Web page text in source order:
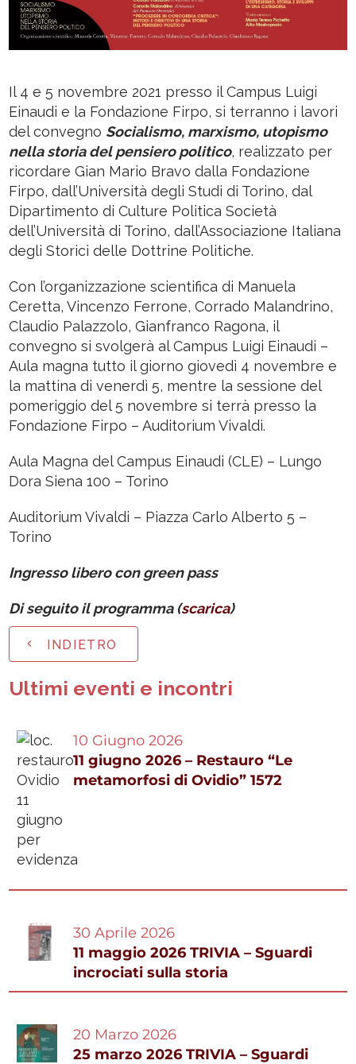
Il 4 e 5 novembre 2021 presso il Campus Luigi
Einaudi e la Fondazione Firpo, si terranno i lavori
del convegno Socialismo, marxismo, utopismo
nella storia del pensiero politico, realizzato per
ricordare Gian Mario Bravo dalla Fondazione
Firpo, dall’Università degli Studi di Torino, dal
Dipartimento di Culture Politica Società
dell’Università di Torino, dall’Associazione Italiana
degli Storici delle Dottrine Politiche.
Con l’organizzazione scientifica di Manuela
Ceretta, Vincenzo Ferrone, Corrado Malandrino,
Claudio Palazzolo, Gianfranco Ragona, il
convegno si svolgerà al Campus Luigi Einaudi –
Aula magna tutto il giorno giovedì 4 novembre e
la mattina di venerdì 5, mentre la sessione del
pomeriggio del 5 novembre si terrà presso la
Fondazione Firpo – Auditorium Vivaldi.
Aula Magna del Campus Einaudi (CLE) – Lungo
Dora Siena 100 – Torino
Auditorium Vivaldi – Piazza Carlo Alberto 5 –
Torino
Ingresso libero con green pass
Di seguito il programma (scarica)
INDIETRO
Ultimi eventi e incontri
10 Giugno 2026
11 giugno 2026 – Restauro “Le
metamorfosi di Ovidio” 1572
30 Aprile 2026
11 maggio 2026 TRIVIA – Sguardi
incrociati sulla storia
20 Marzo 2026
25 marzo 2026 TRIVIA – Sguardi